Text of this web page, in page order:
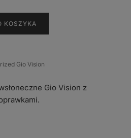
KOSZYKA
Gio Vision
Gio Vision z